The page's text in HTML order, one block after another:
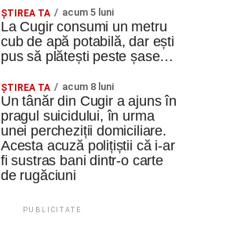
ȘTIREA TA acum 5 luni
La Cugir consumi un metru
cub de apă potabilă, dar ești
pus să plătești peste șase…
ȘTIREA TA acum 8 luni
Un tânăr din Cugir a ajuns în
pragul suicidului, în urma
unei percheziții domiciliare.
Acesta acuză polițiștii că i-ar
fi sustras bani dintr-o carte
de rugăciuni
PUBLICITATE